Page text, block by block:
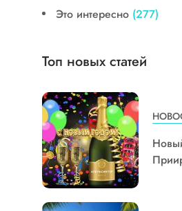
Это интересно (277)
Топ новых статей